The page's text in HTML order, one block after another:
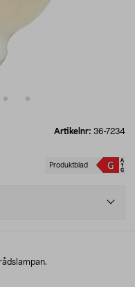
Artikelnr: 36-7234
Produktblad